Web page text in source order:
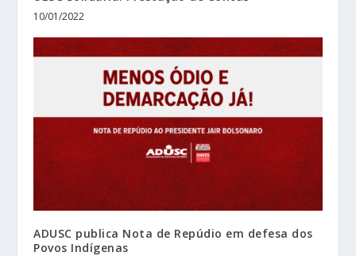
10/01/2022
ADUSC publica Nota de Repúdio em defesa dos
Povos Indígenas